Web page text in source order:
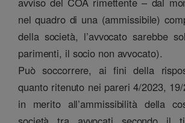
nel quadro di una (ammissibile)
della società, l’avvocato sarebbe
parimenti, il socio non avvocato).
Può soccorrere, ai fini della
quanto ritenuto nei pareri 4/2023,
in merito all’ammissibilità della